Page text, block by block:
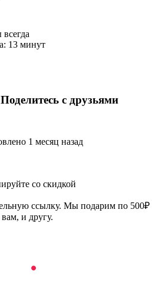
13 минут
с друзьями
1 месяц назад
со скидкой
ссылку. Мы подарим по 500₽
и другу.